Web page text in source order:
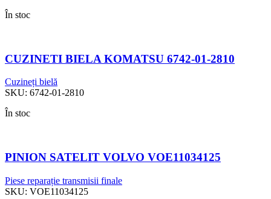
În stoc
CUZINETI BIELA KOMATSU 6742-01-2810
Cuzineți bielă
SKU: 6742-01-2810
În stoc
PINION SATELIT VOLVO VOE11034125
Piese reparație transmisii finale
SKU: VOE11034125